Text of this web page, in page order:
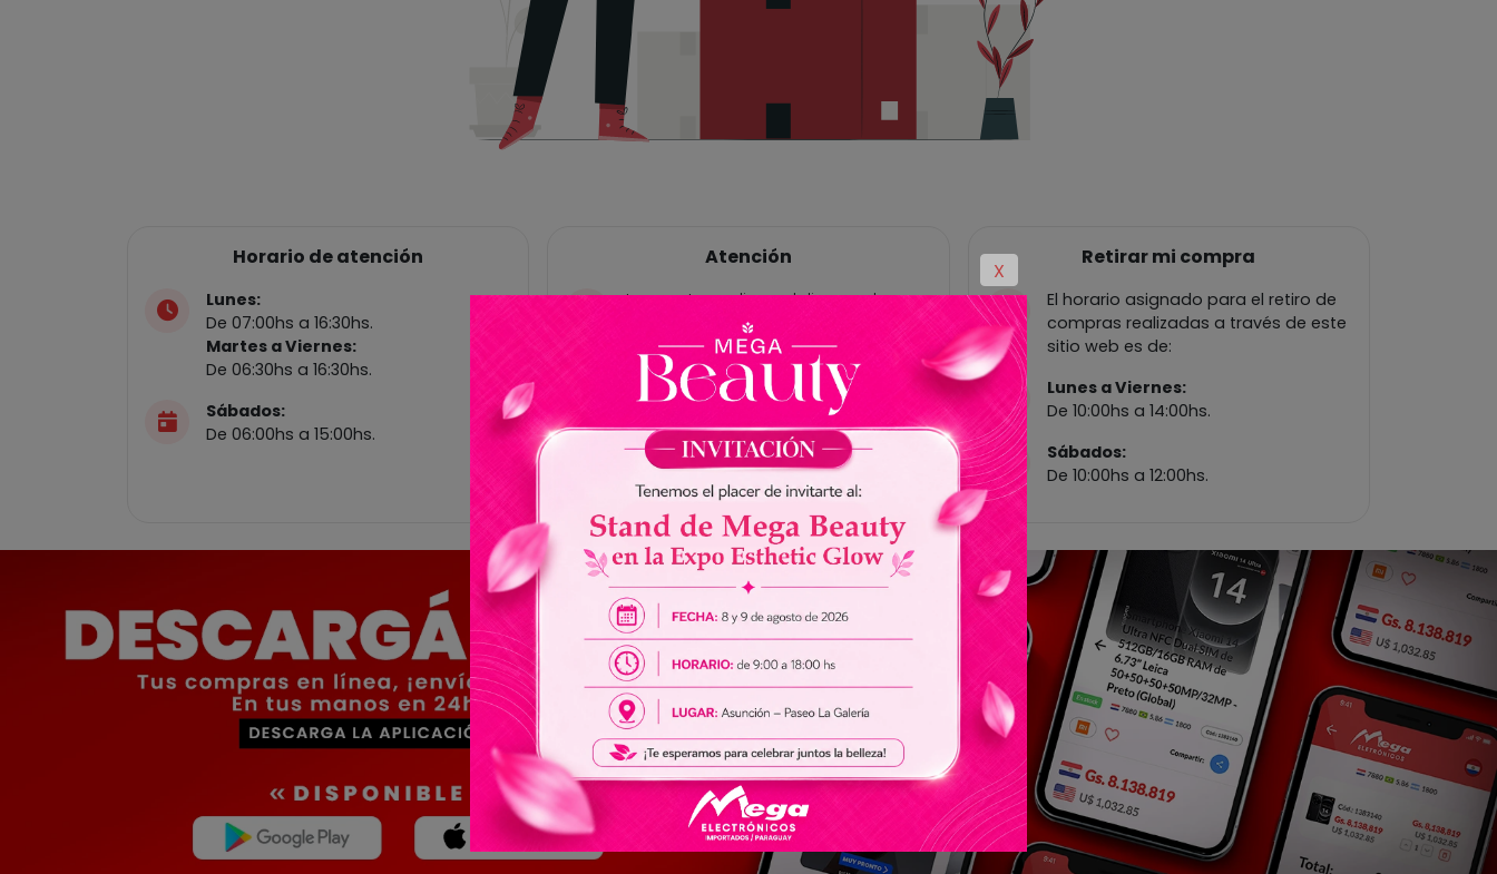
X
Horario de atención
Lunes:
De 07:00hs a 16:30hs.
Martes a Viernes:
De 06:30hs a 16:30hs.
Sábados:
De 06:00hs a 15:00hs.
Atención
Las ventas online y delivery solo
están habilitadas para Paraguay, no
tenemos cuentas bancárias en
Brasil.
No somos responsables por envios
de dinero a nuestros vendedores.
Retirar mi compra
El horario asignado para el retiro de
compras realizadas a través de este
sitio web es de:
Lunes a Viernes:
De 10:00hs a 14:00hs.
Sábados:
De 10:00hs a 12:00hs.